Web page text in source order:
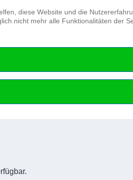
Hydrographentag
diese Website und die
nicht mehr alle Funktionalitäten der